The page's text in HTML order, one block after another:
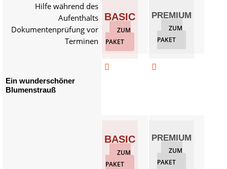
Hilfe während des
Aufenthalts
Dokumentenprüfung vor
Terminen
Ein wunderschöner
Blumenstrauß
BASIC
ZUM
PAKET

PREMIUM
ZUM
PAKET

BASIC
ZUM
PAKET
PREMIUM
ZUM
PAKET